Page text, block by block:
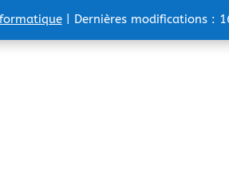
| Dernières modifications :